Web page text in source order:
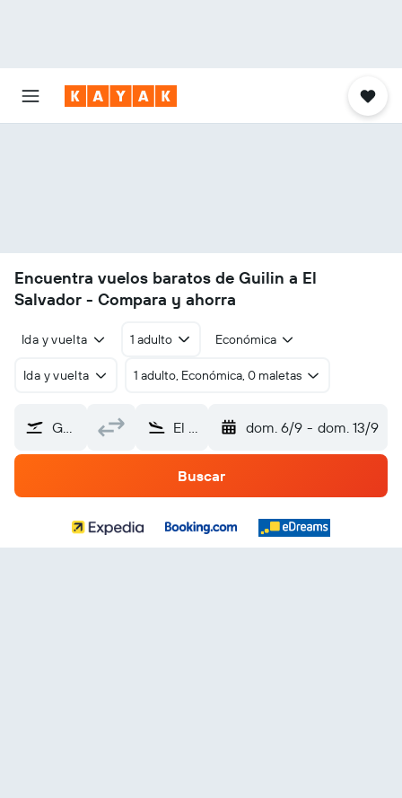
Encuentra vuelos baratos de Guilin a El
Salvador - Compara y ahorra
Ida y vuelta 1 adulto Económica
Ida y vuelta 1 adulto, Económica, 0 maletas
Guilin (KWL) El Salvador dom. 6/9 - dom. 13/9
Buscar